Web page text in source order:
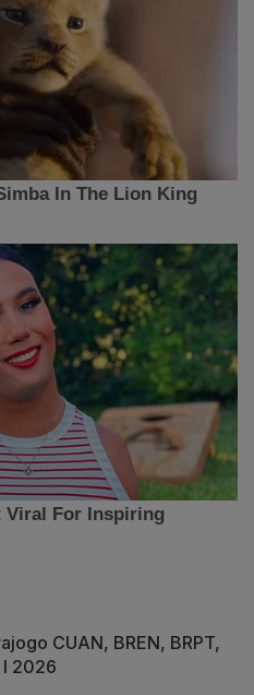
CUAN, BREN, BRPT,
I 2026